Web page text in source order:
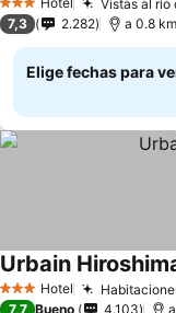
3 Estrellas Vistas al río
7,3 2.282 a 0.8
Elige fechas para
3 Estrellas
Hotel
Urbain
7,7 Bueno 4.103